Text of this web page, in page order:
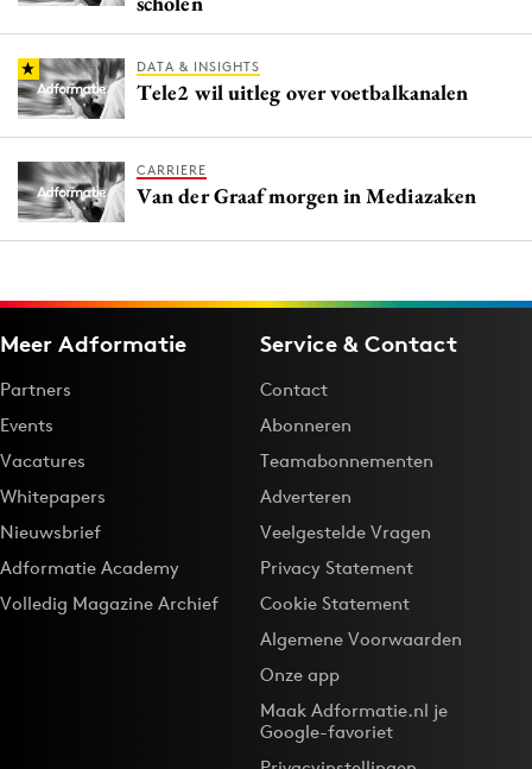
DATA & INSIGHTS
Tele2 wil uitleg over voetbalkanalen
CARRIERE
Van der Graaf morgen in Mediazaken
Meer Adformatie
Partners
Events
Vacatures
Whitepapers
Nieuwsbrief
Adformatie Academy
Volledig Magazine Archief
Service & Contact
Contact
Abonneren
Teamabonnementen
Adverteren
Veelgestelde Vragen
Privacy Statement
Cookie Statement
Algemene Voorwaarden
Onze app
Maak Adformatie.nl je
Google-favoriet